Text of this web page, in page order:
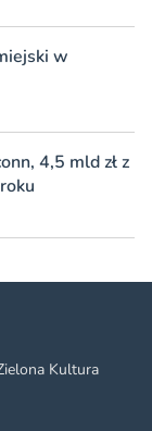
w
4,5 mld zł z
Kultura